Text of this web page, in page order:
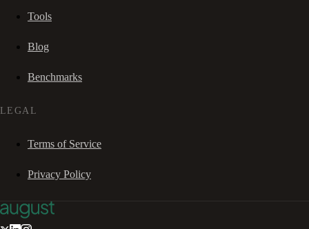
Tools
Blog
Benchmarks
LEGAL
Terms of Service
Privacy Policy